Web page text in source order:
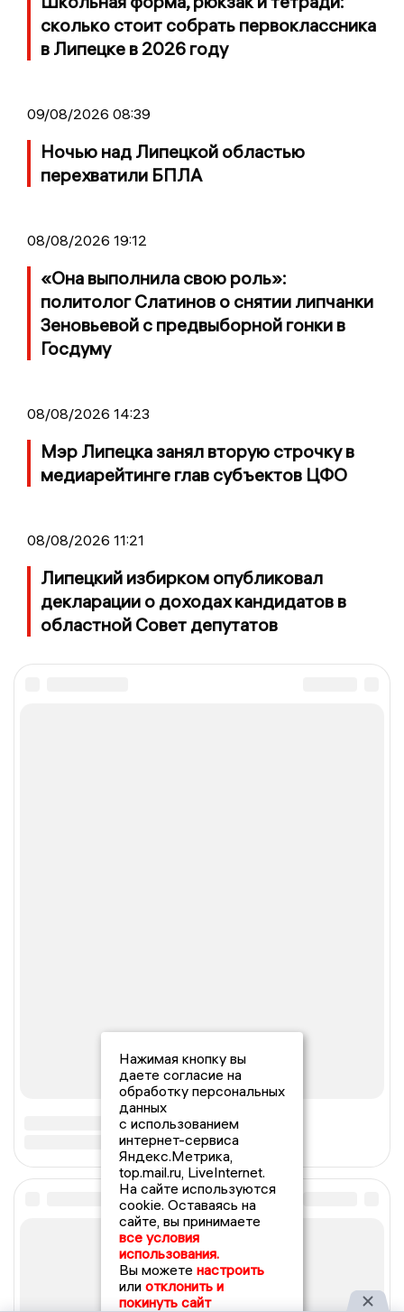
сколько стоит собрать первоклассника
в Липецке в 2026 году
09/08/2026 08:39
Ночью над Липецкой областью
перехватили БПЛА
08/08/2026 19:12
«Она выполнила свою роль»:
политолог Слатинов о снятии липчанки
Зеновьевой с предвыборной гонки в
Госдуму
08/08/2026 14:23
Мэр Липецка занял вторую строчку в
медиарейтинге глав субъектов ЦФО
08/08/2026 11:21
Липецкий избирком опубликовал
декларации о доходах кандидатов в
областной Совет депутатов
Нажимая кнопку вы
даете согласие на
обработку персональных
данных
с использованием
интернет-сервиса
Яндекс.Метрика,
top.mail.ru, LiveInternet.
На сайте используются
cookie. Оставаясь на
сайте, вы принимаете
все условия
использования.
Вы можете настроить
или отклонить и
покинуть сайт